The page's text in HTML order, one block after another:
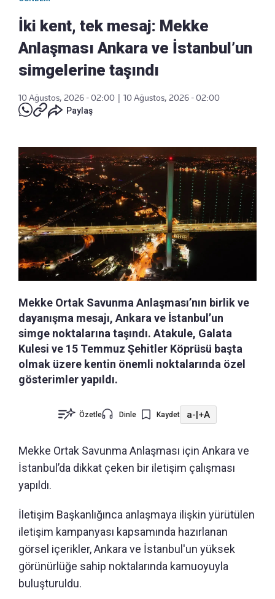
İki kent, tek mesaj: Mekke
Anlaşması Ankara ve İstanbul’un
simgelerine taşındı
10 Ağustos, 2026 - 02:00
10 Ağustos, 2026 - 02:00
Paylaş
Mekke Ortak Savunma Anlaşması’nın birlik ve
dayanışma mesajı, Ankara ve İstanbul’un
simge noktalarına taşındı. Atakule, Galata
Kulesi ve 15 Temmuz Şehitler Köprüsü başta
olmak üzere kentin önemli noktalarında özel
gösterimler yapıldı.
Özetle Dinle Kaydet a-|+A
Mekke Ortak Savunma Anlaşması için Ankara ve
İstanbul’da dikkat çeken bir iletişim çalışması
yapıldı.
İletişim Başkanlığınca anlaşmaya ilişkin yürütülen
iletişim kampanyası kapsamında hazırlanan
görsel içerikler, Ankara ve İstanbul'un yüksek
görünürlüğe sahip noktalarında kamuoyuyla
buluşturuldu.